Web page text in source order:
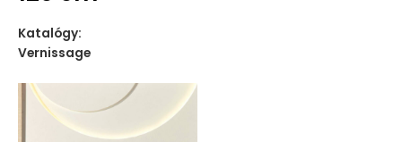
Katalógy:
Vernissage